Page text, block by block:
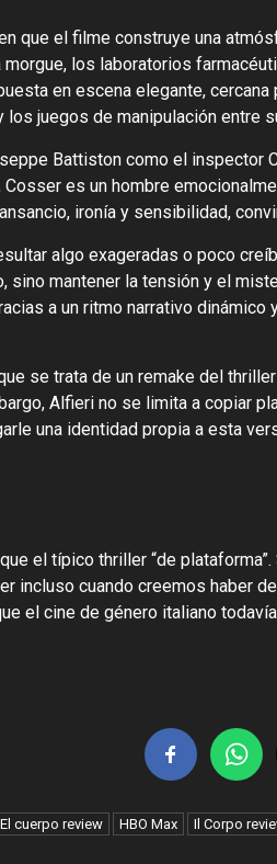
que el filme construye una
los laboratorios
en escena elegante,
juegos de manipulación entre
Battiston como el
es un hombre
ironía y sensibilidad,
algo exageradas o poco
mantener la tensión y el
a un ritmo narrativo
se trata de un remake del
Alfieri no se limita a copiar
una identidad propia a esta
el típico thriller “de
incluso cuando creemos haber
el cine de género italiano
El cuerpo review HBO Max Il Corpo